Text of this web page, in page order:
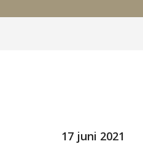
17 juni 2021